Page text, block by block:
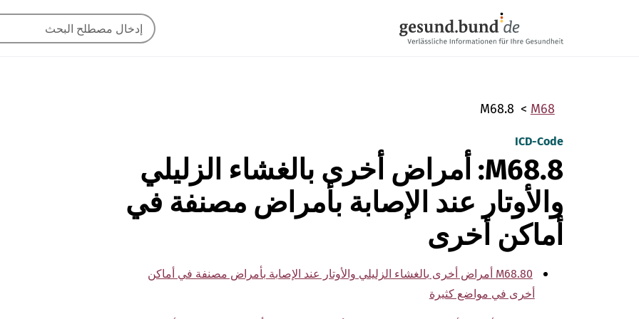
M68
M68.8
ICD-Code
M68.8: أمراض أخرى بالغشاء الزليلي
والأوتار عند الإصابة بأمراض مصنفة في
أماكن أخرى
M68.80 أمراض أخرى بالغشاء الزليلي والأوتار عند الإصابة بأمراض مصنفة في أماكن
أخرى في مواضع كثيرة